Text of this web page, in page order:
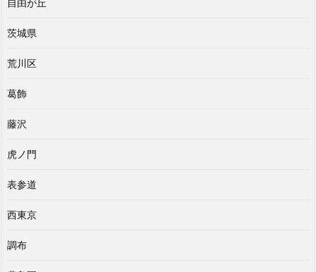
自由が丘
茨城県
荒川区
葛飾
藤沢
虎ノ門
表参道
西東京
調布